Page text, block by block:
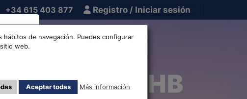
+34 615 403 877 Registro / Iniciar sesión
nosotros Otros
EUR-THB
de navegación. Puedes configurar
web.
Aceptar todas Más información